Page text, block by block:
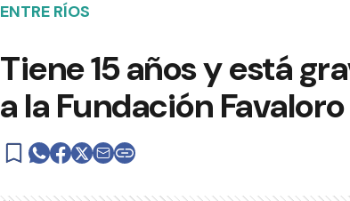
ENTRE RÍOS
Tiene 15 años y está
a la Fundación Favaloro